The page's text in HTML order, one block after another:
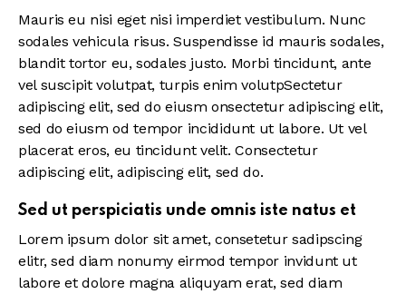
Mauris eu nisi eget nisi imperdiet vestibulum. Nunc
sodales vehicula risus. Suspendisse id mauris sodales,
blandit tortor eu, sodales justo. Morbi tincidunt, ante
vel suscipit volutpat, turpis enim volutpSectetur
adipiscing elit, sed do eiusm onsectetur adipiscing elit,
sed do eiusm od tempor incididunt ut labore. Ut vel
placerat eros, eu tincidunt velit. Consectetur
adipiscing elit, adipiscing elit, sed do.
Sed ut perspiciatis unde omnis iste natus et
Lorem ipsum dolor sit amet, consetetur sadipscing
elitr, sed diam nonumy eirmod tempor invidunt ut
labore et dolore magna aliquyam erat, sed diam